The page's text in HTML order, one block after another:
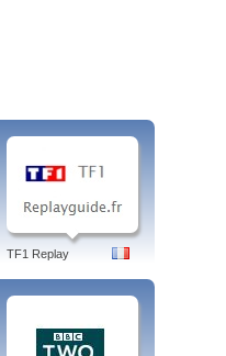
TF1 Replay